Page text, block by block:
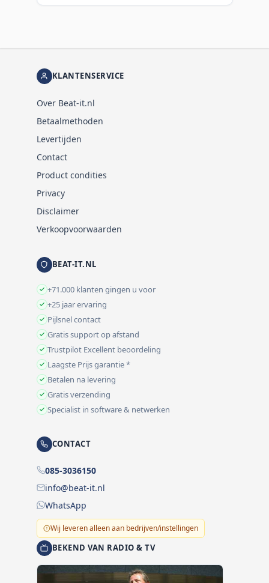
KLANTENSERVICE
Over Beat-it.nl
Betaalmethoden
Levertijden
Contact
Product condities
Privacy
Disclaimer
Verkoopvoorwaarden
BEAT-IT.NL
+71.000 klanten gingen u voor
+25 jaar ervaring
Pijlsnel contact
Gratis support op afstand
Trustpilot Excellent beoordeling
Laagste Prijs garantie *
Betalen na levering
Gratis verzending
Specialist in software & netwerken
CONTACT
085-3036150
info@beat-it.nl
WhatsApp
Wij leveren alleen aan bedrijven/instellingen
BEKEND VAN RADIO & TV